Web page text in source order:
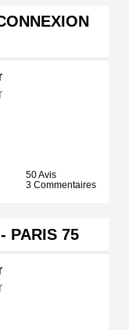
50 Avis
3 Commentaires
PARIS 75